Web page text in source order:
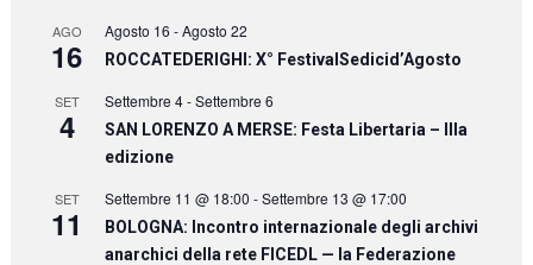
AGO
16
Agosto 16 -Agosto 22
ROCCATEDERIGHI: X° FestivalSedicid’Agosto
SET
4
Settembre 4-Settembre 6
SAN LORENZO A MERSE: Festa Libertaria – IIIa
edizione
SET
11
Settembre 11 @ 18:00 -Settembre 13 @ 17:00
BOLOGNA: Incontro internazionale degli archivi
anarchici della rete FICEDL — la Federazione